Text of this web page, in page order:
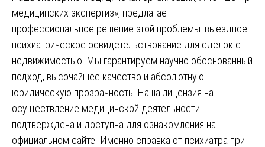
медицинских экспертиз», предлагает
профессиональное решение этой проблемы: выездное
психиатрическое освидетельствование для сделок с
недвижимостью. Мы гарантируем научно обоснованный
подход, высочайшее качество и абсолютную
юридическую прозрачность. Наша лицензия на
осуществление медицинской деятельности
подтверждена и доступна для ознакомления на
официальном сайте. Именно справка от психиатра при